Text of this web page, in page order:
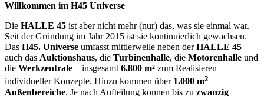
Willkommen im H45 Universe
Die HALLE 45 ist aber nicht mehr (nur) das, was sie einmal war.
Seit der Gründung im Jahr 2015 ist sie kontinuierlich gewachsen.
Das H45. Universe umfasst mittlerweile neben derHALLE 45
auch das Auktionshaus, die Turbinenhalle, die Motorenhalle und
die Werkzentrale – insgesamt 6.800 m² zum Realisieren
individueller Konzepte. Hinzu kommen über 1.000 m2
Außenbereiche. Je nach Aufteilung können bis zu zwanzig